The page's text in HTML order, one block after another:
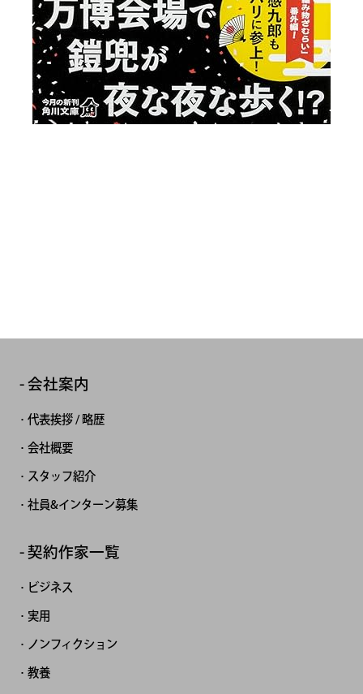
会社案内
代表挨拶 / 略歴
会社概要
スタッフ紹介
社員&インターン募集
契約作家一覧
ビジネス
実用
ノンフィクション
教養